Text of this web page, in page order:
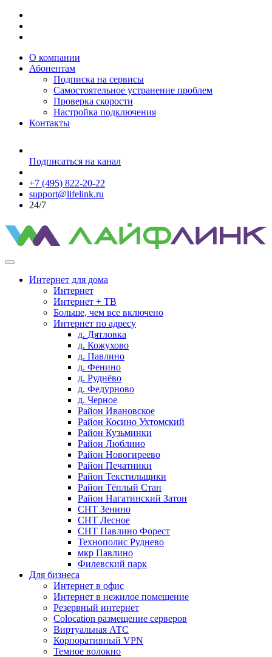
О компании
Абонентам
Подписка на сервисы
Самостоятельное устранение проблем
Проверка скорости
Настройка подключения
Контакты
Подписаться на канал
+7 (495) 822-20-22
support@lifelink.ru
24/7
Интернет для дома
Интернет
Интернет + ТВ
Больше, чем все включено
Интернет по адресу
д. Дятловка
д. Кожухово
д. Павлино
д. Фенино
д. Руднёво
д. Федурново
д. Черное
Район Ивановское
Район Косино Ухтомский
Район Кузьминки
Район Люблино
Район Новогиреево
Район Печатники
Район Текстильщики
Район Тёплый Стан
Район Нагатинский Затон
СНТ Зенино
СНТ Лесное
СНТ Павлино Форест
Технополис Руднево
мкр Павлино
Филевский парк
Для бизнеса
Интернет в офис
Интернет в нежилое помещение
Резервный интернет
Colocation размещение серверов
Виртуальная АТС
Корпоративный VPN
Темное волокно